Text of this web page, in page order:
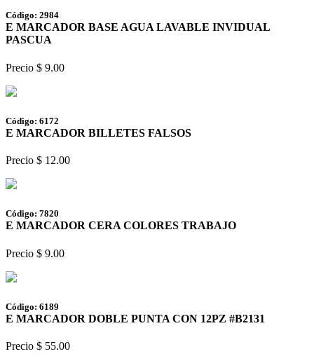
Código: 2984
E MARCADOR BASE AGUA LAVABLE INVIDUAL
PASCUA
Precio $ 9.00
Código: 6172
E MARCADOR BILLETES FALSOS
Precio $ 12.00
Código: 7820
E MARCADOR CERA COLORES TRABAJO
Precio $ 9.00
Código: 6189
E MARCADOR DOBLE PUNTA CON 12PZ #B2131
Precio $ 55.00